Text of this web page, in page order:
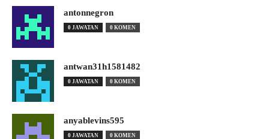
antonnegron
0 JAWATAN 0 KOMEN
antwan31h1581482
0 JAWATAN 0 KOMEN
anyablevins595
0 JAWATAN 0 KOMEN